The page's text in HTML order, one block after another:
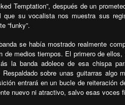
Temptation”, después de un
que su vocalista nos muestra sus
“funky”.
se había mostrado realmente
de medios tiempos. El primero de
la banda adolece de esa chispa
sobre unas guitarras algo
entrará en un bucle de reiteración
nuevo ni atractivo, salvo esas voces